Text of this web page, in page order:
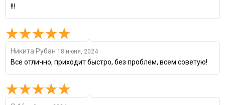
!!!
Никита Рубан 18 июня, 2024
Все отлично, приходит быстро, без проблем, всем советую!